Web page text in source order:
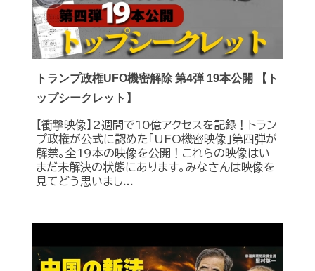
トランプ政権UFO機密解除 第4弾 19本公開 【ト
ップシークレット】
【衝撃映像】2週間で10億アクセスを記録！トラン
プ政権が公式に認めた｢UFO機密映像｣第四弾が
解禁。全19本の映像を公開！これらの映像はい
まだ未解決の状態にあります。みなさんは映像を
見てどう思いまし...